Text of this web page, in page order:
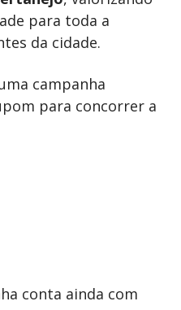
para toda a
da cidade.
campanha
para concorrer a
conta ainda com